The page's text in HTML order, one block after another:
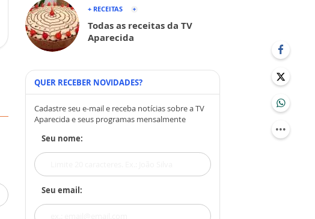
+ RECEITAS
Todas as receitas da TV
Aparecida
QUER RECEBER NOVIDADES?
Cadastre seu e-mail e receba notícias sobre a TV
Aparecida e seus programas mensalmente
Seu nome:
Seu email: